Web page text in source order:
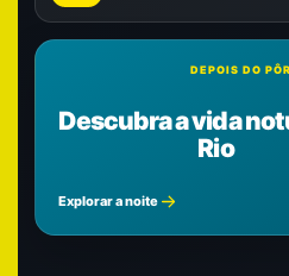
DEPOIS DO
Descubra a vida
Rio
Explorar a noite